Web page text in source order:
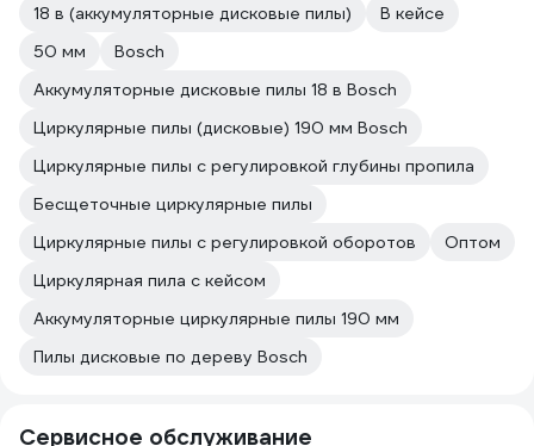
18 в (аккумуляторные дисковые пилы)
В кейсе
50 мм
Bosch
Аккумуляторные дисковые пилы 18 в Bosch
Циркулярные пилы (дисковые) 190 мм Bosch
Циркулярные пилы с регулировкой глубины пропила
Бесщеточные циркулярные пилы
Циркулярные пилы с регулировкой оборотов
Оптом
Циркулярная пила с кейсом
Аккумуляторные циркулярные пилы 190 мм
Пилы дисковые по дереву Bosch
Сервисное обслуживание